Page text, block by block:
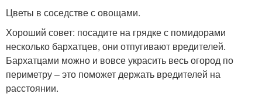
Цветы в соседстве с овощами.
Хороший совет: посадите на грядке с помидорами
несколько бархатцев, они отпугивают вредителей.
Бархатцами можно и вовсе украсить весь огород по
периметру – это поможет держать вредителей на
расстоянии.